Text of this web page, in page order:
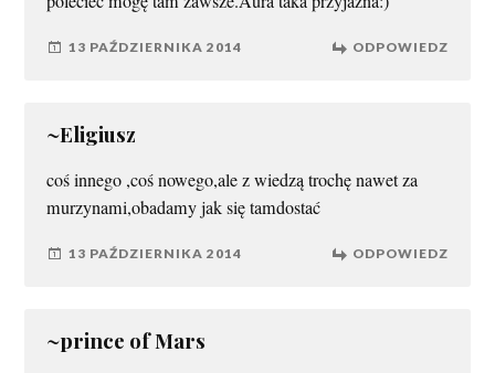
13 PAŹDZIERNIKA 2014 ODPOWIEDZ
~Eligiusz
coś innego ,coś nowego,ale z wiedzą trochę nawet za
murzynami,obadamy jak się tamdostać
13 PAŹDZIERNIKA 2014 ODPOWIEDZ
~prince of Mars